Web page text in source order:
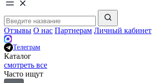
Отзывы О нас Партнерам Личный кабинет
Телеграм
Каталог
смотреть все
Часто ищут